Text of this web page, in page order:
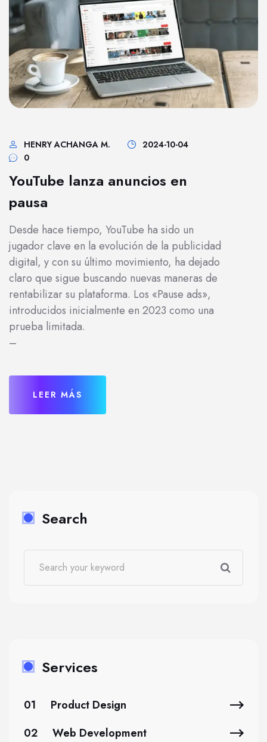
HENRY ACHANGA M.
2024-10-04
0
YouTube lanza anuncios en
pausa
Desde hace tiempo, YouTube ha sido un
jugador clave en la evolución de la publicidad
digital, y con su último movimiento, ha dejado
claro que sigue buscando nuevas maneras de
rentabilizar su plataforma. Los «Pause ads»,
introducidos inicialmente en 2023 como una
prueba limitada.
–
LEER MÁS
Search
Services
01
Product Design
02
Web Development